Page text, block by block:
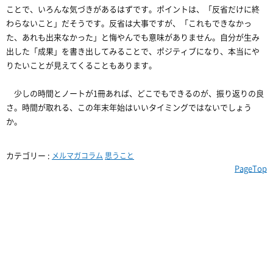
ことで、いろんな気づきがあるはずです。ポイントは、「反省だけに終
わらないこと」だそうです。反省は大事ですが、「これもできなかっ
た、あれも出来なかった」と悔やんでも意味がありません。自分が生み
出した「成果」を書き出してみることで、ポジティブになり、本当にや
りたいことが見えてくることもあります。
少しの時間とノートが1冊あれば、どこでもできるのが、振り返りの良
さ。時間が取れる、この年末年始はいいタイミングではないでしょう
か。
カテゴリー : メルマガコラム 思うこと
PageTop